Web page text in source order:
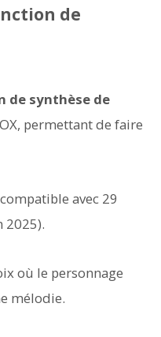
de
de synthèse de
permettant de faire
avec 29
2025).
où le personnage
mélodie.